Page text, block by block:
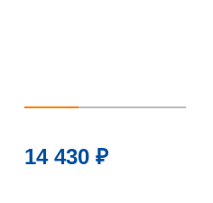
14 430 ₽